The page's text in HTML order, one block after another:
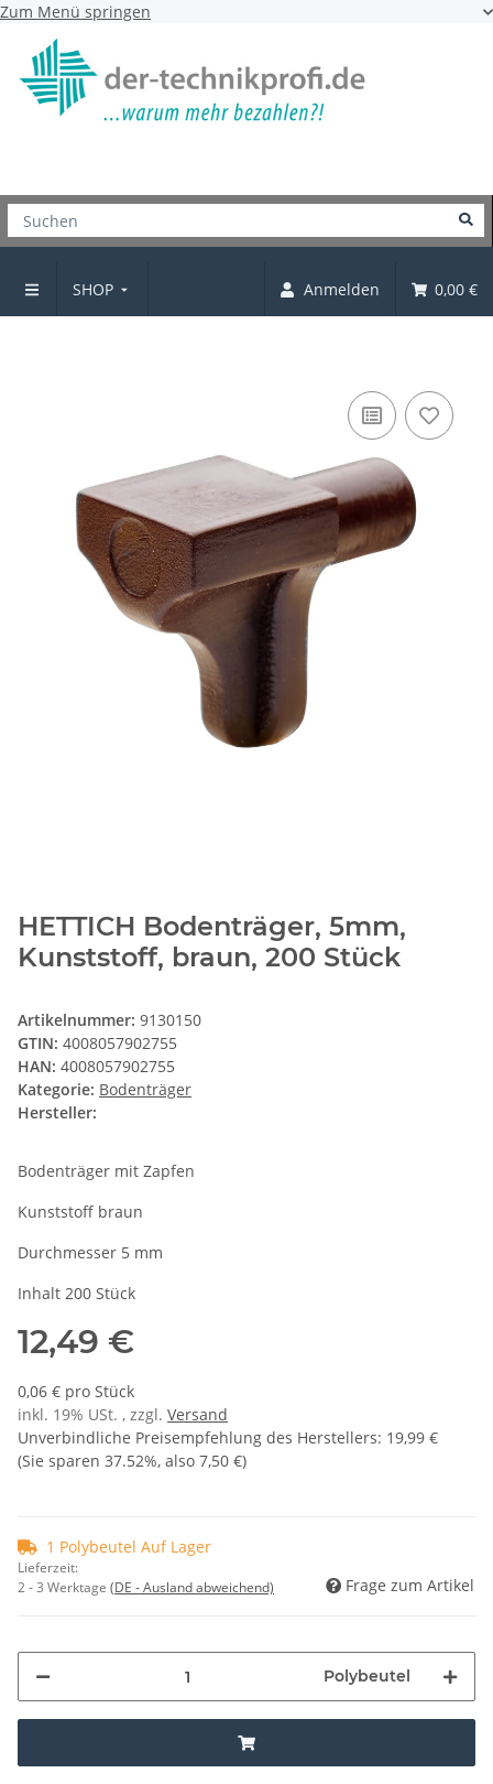
Zum Menü springen
SHOP Anmelden 0,00 €
Bodenträger
HETTICH Bodenträger, 5mm,
Kunststoff, braun, 200 Stück
Artikelnummer: 9130150
GTIN: 4008057902755
HAN: 4008057902755
Kategorie: Bodenträger
Hersteller:
Bodenträger mit Zapfen
Kunststoff braun
Durchmesser 5 mm
Inhalt 200 Stück
12,49 €
0,06 € pro Stück
inkl. 19% USt. , zzgl. Versand
Unverbindliche Preisempfehlung des Herstellers: 19,99 €
(Sie sparen 37.52%, also 7,50 €)
1 Polybeutel Auf Lager
Lieferzeit:
2 - 3 Werktage (DE - Ausland abweichend) Frage zum Artikel
Polybeutel